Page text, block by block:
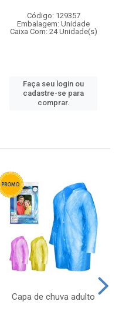
Código: 129357
Embalagem: Unidade
Caixa Com: 24 Unidade(s)
Faça seu login ou
cadastre-se para
comprar.
Capa de chuva adulto